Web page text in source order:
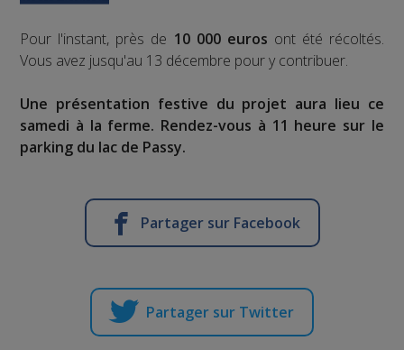
Pour l'instant, près de 10 000 euros ont été récoltés.
Vous avez jusqu'au 13 décembre pour y contribuer.
Une présentation festive du projet aura lieu ce
samedi à la ferme. Rendez-vous à 11 heure sur le
parking du lac de Passy.
Partager sur Facebook
Partager sur Twitter